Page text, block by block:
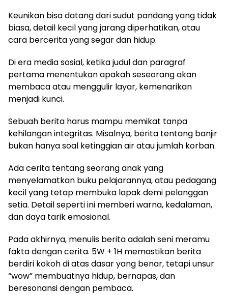
Keunikan bisa datang dari sudut pandang yang tidak
biasa, detail kecil yang jarang diperhatikan, atau
cara bercerita yang segar dan hidup.
Di era media sosial, ketika judul dan paragraf
pertama menentukan apakah seseorang akan
membaca atau menggulir layar, kemenarikan
menjadi kunci.
Sebuah berita harus mampu memikat tanpa
kehilangan integritas. Misalnya, berita tentang banjir
bukan hanya soal ketinggian air atau jumlah korban.
Ada cerita tentang seorang anak yang
menyelamatkan buku pelajarannya, atau pedagang
kecil yang tetap membuka lapak demi pelanggan
setia. Detail seperti ini memberi warna, kedalaman,
dan daya tarik emosional.
Pada akhirnya, menulis berita adalah seni meramu
fakta dengan cerita. 5W + 1H memastikan berita
berdiri kokoh di atas dasar yang benar, tetapi unsur
“wow” membuatnya hidup, bernapas, dan
beresonansi dengan pembaca.